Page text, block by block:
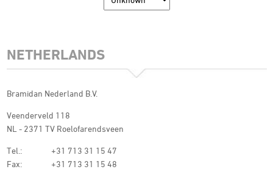
NETHERLANDS
Bramidan Nederland B.V.
Veenderveld 118
NL - 2371 TV Roelofarendsveen
Tel.:
+31 713 31 15 47
Fax:
+31 713 31 15 48